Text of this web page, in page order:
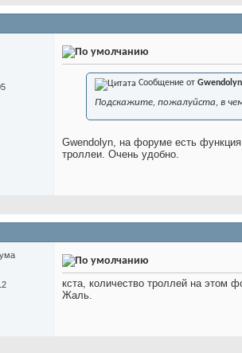
Сообщение от Gwendolyn
Подскажите, пожалуйста, в
Gwendolyn, на форуме есть функция
троллеи. Очень удобно.
кста, количество троллей на этом
Жаль.